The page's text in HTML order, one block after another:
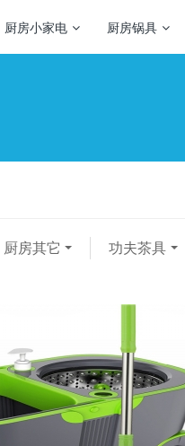
厨房小家电 厨房锅具
厨房其它 功夫茶具